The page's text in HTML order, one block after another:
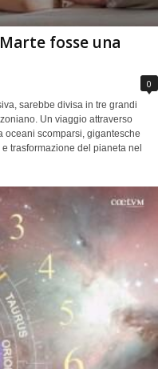
fosse una
0
sarebbe divisa in tre grandi
Un viaggio attraverso
scomparsi, gigantesche
trasformazione del pianeta nel